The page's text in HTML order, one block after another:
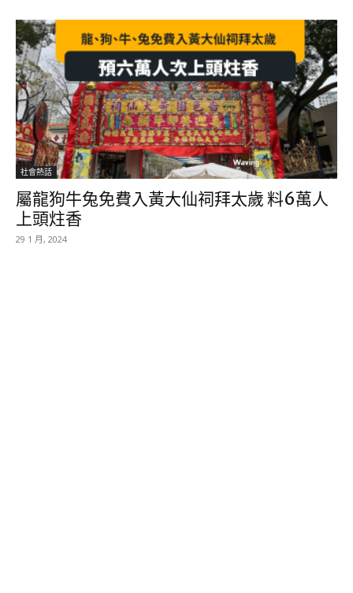
社會熱話
屬龍狗牛兔免費入黃大仙祠拜太歲 料6萬人
上頭炷香
29 1 月, 2024